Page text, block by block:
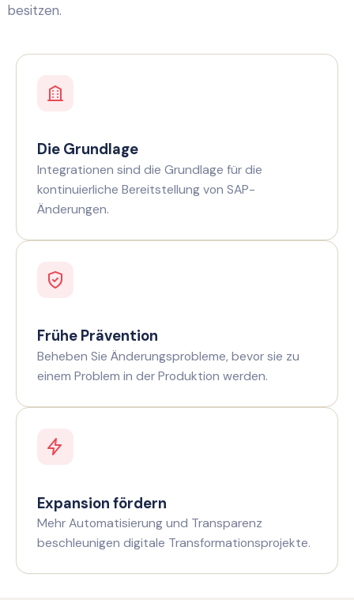
besitzen.
Die Grundlage
Integrationen sind die Grundlage für die
kontinuierliche Bereitstellung von SAP-
Änderungen.
Frühe Prävention
Beheben Sie Änderungsprobleme, bevor sie zu
einem Problem in der Produktion werden.
Expansion fördern
Mehr Automatisierung und Transparenz
beschleunigen digitale Transformationsprojekte.